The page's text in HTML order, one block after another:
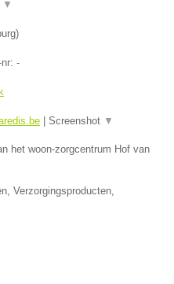
▼
)
nr: -
Screenshot ▼
het woon-zorgcentrum Hof van
Verzorgingsproducten,